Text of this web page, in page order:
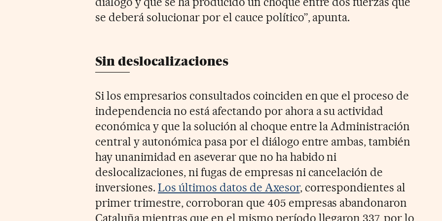
se deberá solucionar por el cauce político”, apunta.
Sin deslocalizaciones
Si los empresarios consultados coinciden en que el proceso de
independencia no está afectando por ahora a su actividad
económica y que la solución al choque entre la Administración
central y autonómica pasa por el diálogo entre ambas, también
hay unanimidad en aseverar que no ha habido ni
deslocalizaciones, ni fugas de empresas ni cancelación de
inversiones.Los últimos datos de Axesor, correspondientes al
primer trimestre, corroboran que 405 empresas abandonaron
Cataluña mientras que en el mismo período llegaron 337, por lo